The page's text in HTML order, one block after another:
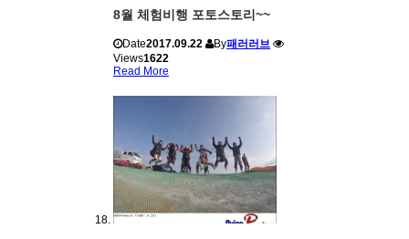
8월 체험비행 포토스토리~~
Date2017.09.22 By패러러브
Views1622
Read More